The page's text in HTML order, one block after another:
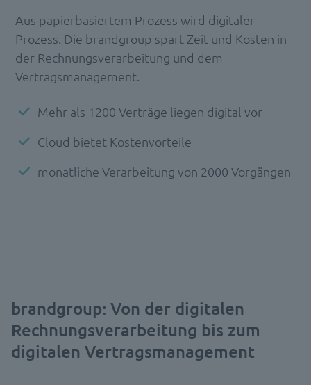
Aus papierbasiertem Prozess wird digitaler
Prozess. Die brandgroup spart Zeit und Kosten in
der Rechnungsverarbeitung und dem
Vertragsmanagement.
Mehr als 1200 Verträge liegen digital vor
Cloud bietet Kostenvorteile
monatliche Verarbeitung von 2000 Vorgängen
brandgroup: Von der digitalen
Rechnungsverarbeitung bis zum
digitalen Vertragsmanagement